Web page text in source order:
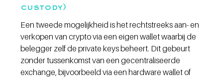
custody)
Een tweede mogelijkheid is het rechtstreeks aan- en
verkopen van crypto via een eigen wallet waarbij de
belegger zelf de private keys beheert. Dit gebeurt
zonder tussenkomst van een gecentraliseerde
exchange, bijvoorbeeld via een hardware wallet of